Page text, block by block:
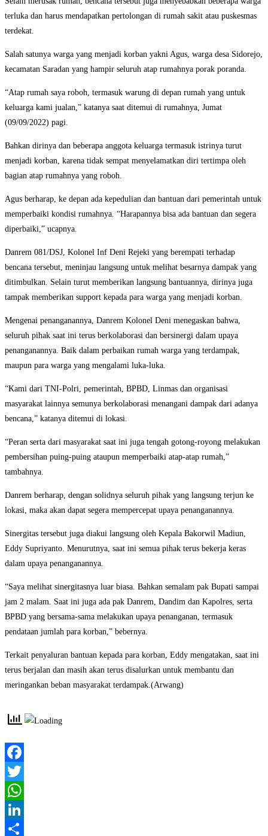
terluka dan harus mendapatkan pertolongan di rumah sakit atau puskesmas
terdekat.
Salah satunya warga yang menjadi korban yakni Agus, warga desa Sidorejo,
kecamatan Saradan yang hampir seluruh atap rumahnya porak poranda.
“Atap rumah saya roboh, termasuk warung di depan rumah yang untuk
keluarga kami jualan,” katanya saat ditemui di rumahnya, Jumat
(09/09/2022) pagi.
Bahkan dirinya dan beberapa anggota keluarga termasuk istrinya turut
menjadi korban, karena tidak sempat menyelamatkan diri tertimpa oleh
bagian atap rumahnya yang roboh.
Agus berharap, ke depan ada kepedulian dan bantuan dari pemerintah untuk
memperbaiki kondisi rumahnya. “Harapannya bisa ada bantuan dan segera
diperbaiki,” ucapnya.
Danrem 081/DSJ, Kolonel Inf Deni Rejeki yang berempati terhadap
bencana tersebut, meninjau langsung untuk melihat besarnya dampak yang
ditimbulkan. Selain turut memberikan langsung bantuannya, dirinya juga
tampak memberikan support kepada para warga yang menjadi korban.
Mengenai penanganannya, Danrem Kolonel Deni menegaskan bahwa,
seluruh pihak saat ini terus berkolaborasi dan bersinergi dalam upaya
penanganannya. Baik dalam perbaikan rumah warga yang terdampak,
maupun para warga yang mengalami luka-luka.
“Kami dari TNI-Polri, pemerintah, BPBD, Linmas dan organisasi
masyarakat lainnya semunya berkolaborasi menangani dampak dari adanya
bencana,” katanya ditemui di lokasi.
“Peran serta dari masyarakat saat ini juga tengah gotong-royong melakukan
pembersihan puing-puing ataupun memperbaiki atap-atap rumah,”
tambahnya.
Danrem berharap, dengan solidnya seluruh pihak yang langsung terjun ke
lokasi, maka akan dapat segera mempercepat upaya penanganannya.
Sinergitas tersebut juga diakui langsung oleh Kepala Bakorwil Madiun,
Eddy Supriyanto. Menurutnya, saat ini semua pihak terus bekerja keras
dalam upaya penanganannya.
“Saya melihat sinergitasnya luar biasa. Bahkan semalam pak Bupati sampai
jam 2 malam. Saat ini juga ada pak Danrem, Dandim dan Kapolres, serta
BPBD yang bersama-sama melakukan upaya penanganan, termasuk
pendataan jumlah para korban,” bebernya.
Terkait penyaluran bantuan kepada para korban, Eddy mengatakan, saat ini
terus berjalan dan masih akan terus disalurkan untuk membantu dan
meringankan beban masyarakat terdampak.(Arwang)
Facebook
Twitter
WhatsApp
LinkedIn